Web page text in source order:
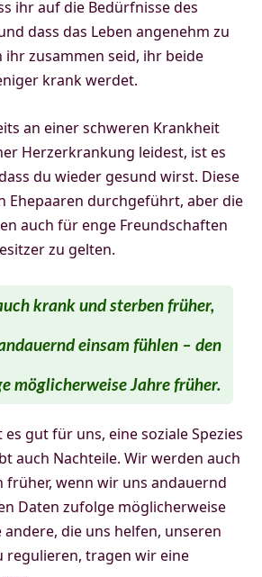
ihr auf die Bedürfnisse des
dass das Leben angenehm zu
ihr zusammen seid, ihr beide
krank werdet.
an einer schweren Krankheit
Herzerkrankung leidest, ist es
du wieder gesund wirst. Diese
Ehepaaren durchgeführt, aber die
auch für enge Freundschaften
zu gelten.
krank und sterben früher,
einsam fühlen – den
möglicherweise Jahre früher.
gut für uns, eine soziale Spezies
auch Nachteile. Wir werden auch
früher, wenn wir uns andauernd
Daten zufolge möglicherweise
andere, die uns helfen, unseren
regulieren, tragen wir eine